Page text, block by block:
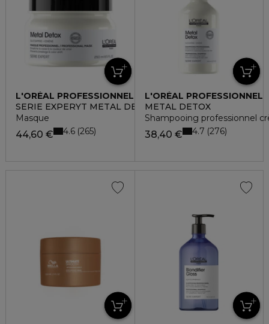
L'ORÉAL PROFESSIONNEL
SERIE EXPERYT METAL DETOX
Masque
44,60 € 4.6 265
L'ORÉAL PROFESSIONNEL
METAL DETOX
Shampooing professionnel
38,40 € 4.7 276